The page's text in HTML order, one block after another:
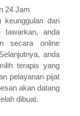
Pijat Panggilan
Bookingan Jogja
Pijat Wanita /
Plus-Plus Jogja /
/ Spa Jogja /
Spa Jogja /
Bugar Jogja /
Jogja / The
2020 / Spa
Yogyakarta /
Hotel Jogja /
24 Jam
keunggulan dari
tawarkan, anda
secara online
anda
terapis yang
pelayanan pijat
akan datang
dibuat.